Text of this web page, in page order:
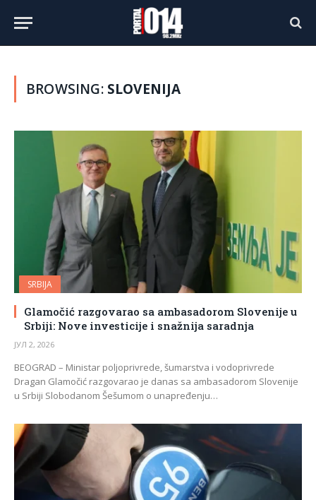
BROWSING: SLOVENIJA
SRBIJA
Glamočić razgovarao sa ambasadorom Slovenije u
Srbiji: Nove investicije i snažnija saradnja
ЈУЛ 2, 2026
BEOGRAD – Ministar poljoprivrede, šumarstva i vodoprivrede
Dragan Glamočić razgovarao je danas sa ambasadorom Slovenije
u Srbiji Slobodanom Šešumom o unapređenju…